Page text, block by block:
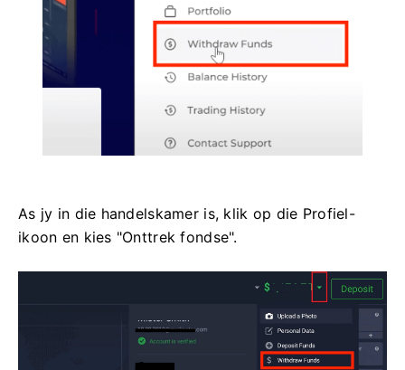
As jy in die handelskamer is, klik op die Profiel-
ikoon en kies "Onttrek fondse".